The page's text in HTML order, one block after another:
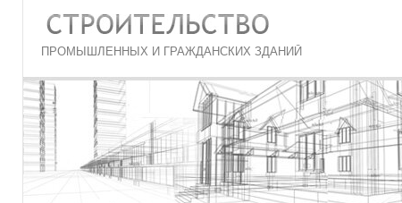
ПРОМЫШЛЕННЫХ И ГРАЖДАНСКИХ ЗДАНИЙ